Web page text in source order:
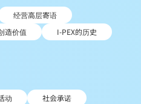
经营高层寄语
造价值 I-PEX的历史
动
社会承诺